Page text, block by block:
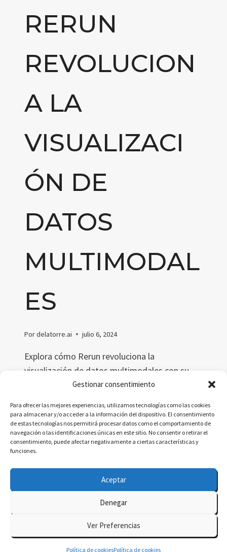
Gestionar consentimiento
Para ofrecer las mejores experiencias, utilizamos tecnologías como las cookies
para almacenar y/o acceder a la información del dispositivo. El consentimiento
de estas tecnologías nos permitirá procesar datos como el comportamiento de
navegación o las identificaciones únicas en este sitio. No consentir o retirar el
consentimiento, puede afectar negativamente a ciertas características y
funciones.
Aceptar
Denegar
Ver Preferencias
Política de cookiesPolítica de cookies
RERUN
REVOLUCION
A LA
VISUALIZACI
ÓN DE
DATOS
MULTIMODAL
ES
Pordelatorre.ai julio 6, 2024
Explora cómo Rerun revoluciona la
visualización de datos multimodales con su
SDK. Este artículo detalla su funcionamiento,
educación, y cómo simplifica la interpretación
de datos complejos.
LEER MÁS
MULTIMODALESKadence WP